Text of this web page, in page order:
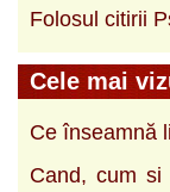
Folosul citirii
Cele mai
Ce înseamnă
Cand, cum si